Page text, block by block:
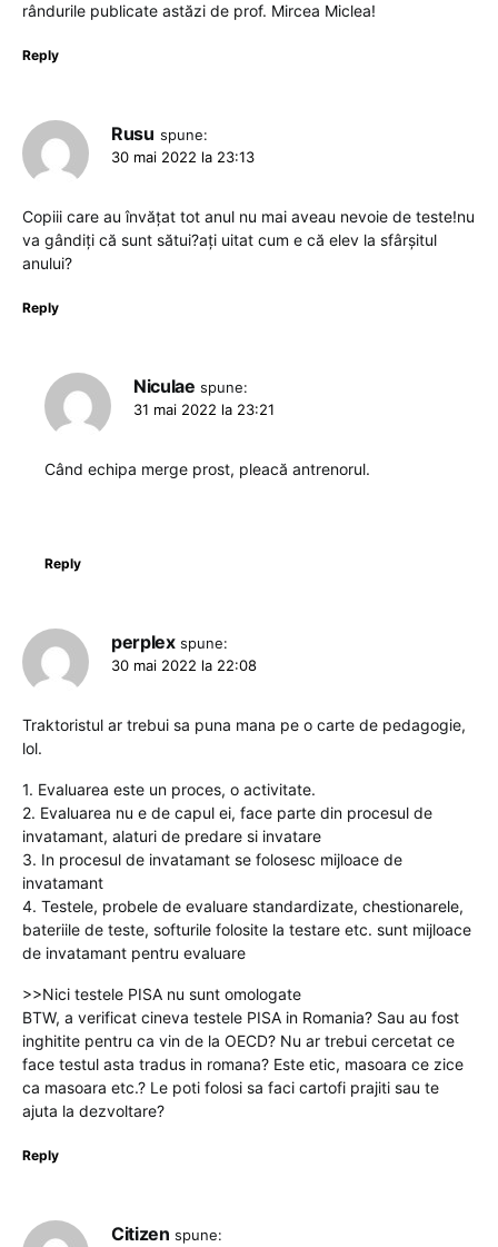
rândurile publicate astăzi de prof. Mircea Miclea!
Reply
Rusu spune:
30 mai 2022 la 23:13
Copiii care au învățat tot anul nu mai aveau nevoie de teste!nu
va gândiți că sunt sătui?ați uitat cum e că elev la sfârșitul
anului?
Reply
Niculae spune:
31 mai 2022 la 23:21
Când echipa merge prost, pleacă antrenorul.
Reply
perplex spune:
30 mai 2022 la 22:08
Traktoristul ar trebui sa puna mana pe o carte de pedagogie,
lol.
1. Evaluarea este un proces, o activitate.
2. Evaluarea nu e de capul ei, face parte din procesul de
invatamant, alaturi de predare si invatare
3. In procesul de invatamant se folosesc mijloace de
invatamant
4. Testele, probele de evaluare standardizate, chestionarele,
bateriile de teste, softurile folosite la testare etc. sunt mijloace
de invatamant pentru evaluare
>>Nici testele PISA nu sunt omologate
BTW, a verificat cineva testele PISA in Romania? Sau au fost
inghitite pentru ca vin de la OECD? Nu ar trebui cercetat ce
face testul asta tradus in romana? Este etic, masoara ce zice
ca masoara etc.? Le poti folosi sa faci cartofi prajiti sau te
ajuta la dezvoltare?
Reply
Citizen spune: